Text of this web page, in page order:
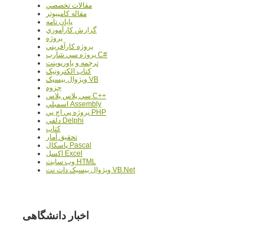
مقالات تخصصي
مقاله کامپیوتر
پایان نامه
گزارش کارآموزي
پروژه
پروژه کارآفريني
پروژه سي شارپ C#
ترجمه و پاورپوينت
کتاب الکترونيک
ويژوال بيسيک VB
جزوه
سي پلاس پلاس C++
اسمبلي Assembly
پروژه پي اچ پي PHP
دلفي Delphi
کتاب
تحقيق آمار
پاسکال Pascal
اکسل Excel
وب سايت HTML
ويژوال بيسيک دات نت VB.Net
اخبار دانشگاهی